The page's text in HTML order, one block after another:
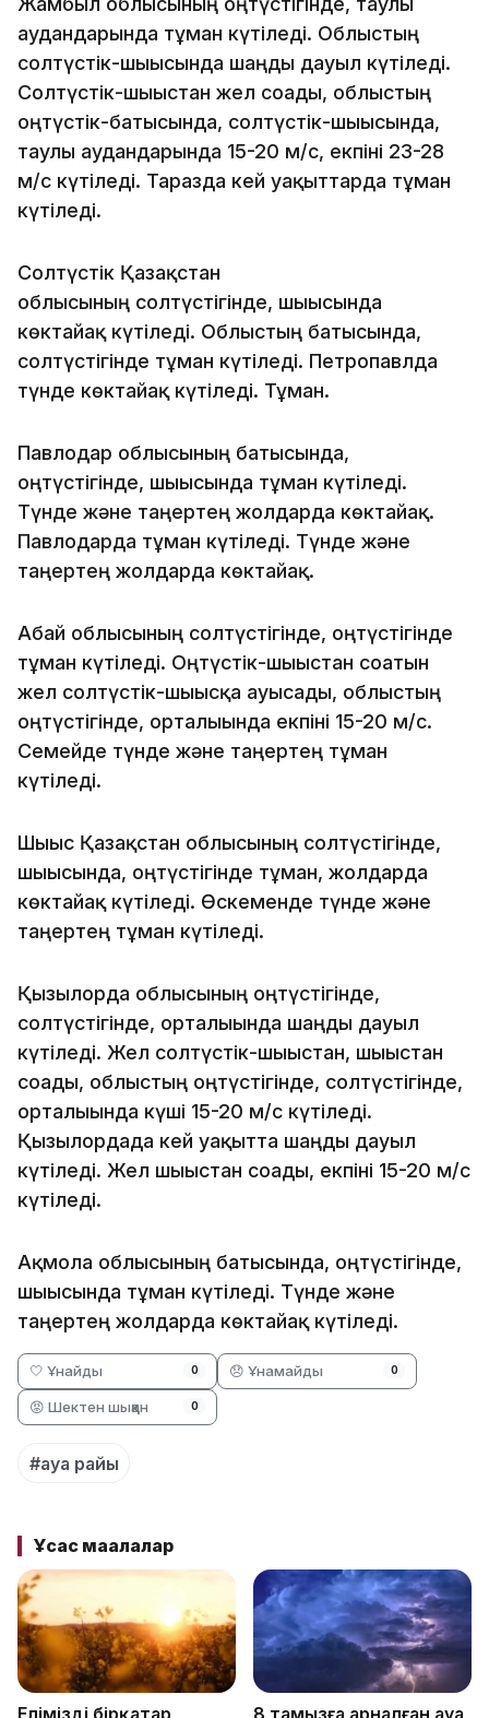
аудандарында тұман күтіледі. Облыстың
солтүстік-шығысында шаңды дауыл күтіледі.
Солтүстік-шығыстан жел соғады, облыстың
оңтүстік-батысында, солтүстік-шығысында,
таулы аудандарында 15-20 м/с, екпіні 23-28
м/с күтіледі. Таразда кей уақыттарда тұман
күтіледі.
Солтүстік Қазақстан
облысының солтүстігінде, шығысында
көктайғақ күтіледі. Облыстың батысында,
солтүстігінде тұман күтіледі. Петропавлда
түнде көктайғақ күтіледі. Тұман.
Павлодар облысының батысында,
оңтүстігінде, шығысында тұман күтіледі.
Түнде және таңертең жолдарда көктайғақ.
Павлодарда тұман күтіледі. Түнде және
таңертең жолдарда көктайғақ.
Абай облысының солтүстігінде, оңтүстігінде
тұман күтіледі. Оңтүстік-шығыстан соғатын
жел солтүстік-шығысқа ауысады, облыстың
оңтүстігінде, орталығында екпіні 15-20 м/с.
Семейде түнде және таңертең тұман
күтіледі.
Шығыс Қазақстан облысының солтүстігінде,
шығысында, оңтүстігінде тұман, жолдарда
көктайғақ күтіледі. Өскеменде түнде және
таңертең тұман күтіледі.
Қызылорда облысының оңтүстігінде,
солтүстігінде, орталығында шаңды дауыл
күтіледі. Жел солтүстік-шығыстан, шығыстан
соғады, облыстың оңтүстігінде, солтүстігінде,
орталығында күші 15-20 м/с күтіледі.
Қызылордада кей уақытта шаңды дауыл
күтіледі. Жел шығыстан соғады, екпіні 15-20 м/с
күтіледі.
Ақмола облысының батысында, оңтүстігінде,
шығысында тұман күтіледі. Түнде және
таңертең жолдарда көктайғақ күтіледі.
🤍 Ұнайды 0 😞 Ұнамайды 0
😡 Шектен шыққан 0
#ауа райы
Ұқсас мақалалар